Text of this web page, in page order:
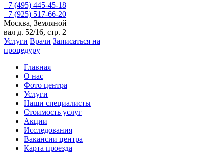
+7 (495) 445-45-18
+7 (925) 517-66-20
Москва, Земляной
вал д. 52/16, стр. 2
Услуги Врачи Записаться на
процедуру
Главная
О нас
Фото центра
Услуги
Наши специалисты
Стоимость услуг
Акции
Исследования
Вакансии центра
Карта проезда